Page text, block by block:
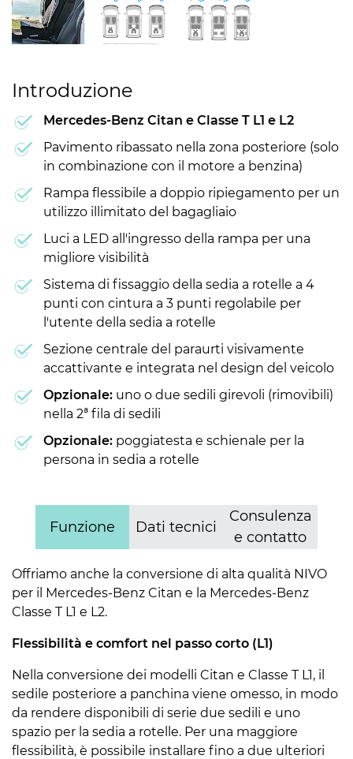
Introduzione
Mercedes-Benz Citan e Classe T L1 e L2
Pavimento ribassato nella zona posteriore (solo
in combinazione con il motore a benzina)
Rampa flessibile a doppio ripiegamento per un
utilizzo illimitato del bagagliaio
Luci a LED all'ingresso della rampa per una
migliore visibilità
Sistema di fissaggio della sedia a rotelle a 4
punti con cintura a 3 punti regolabile per
l'utente della sedia a rotelle
Sezione centrale del paraurti visivamente
accattivante e integrata nel design del veicolo
Opzionale: uno o due sedili girevoli (rimovibili)
nella 2ª fila di sedili
Opzionale: poggiatesta e schienale per la
persona in sedia a rotelle
Funzione Dati tecnici
Consulenza
e contatto
Offriamo anche la conversione di alta qualità NIVO
per il Mercedes-Benz Citan e la Mercedes-Benz
Classe T L1 e L2.
Flessibilità e comfort nel passo corto (L1)
Nella conversione dei modelli Citan e Classe T L1, il
sedile posteriore a panchina viene omesso, in modo
da rendere disponibili di serie due sedili e uno
spazio per la sedia a rotelle. Per una maggiore
flessibilità, è possibile installare fino a due ulteriori